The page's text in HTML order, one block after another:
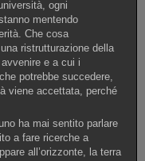
ogni
mentendo
Che cosa
ristrutturazione della
e a cui i
potrebbe succedere,
viene accettata, perché
ha mai sentito parlare
a fare ricerche a
all’orizzonte, la terra